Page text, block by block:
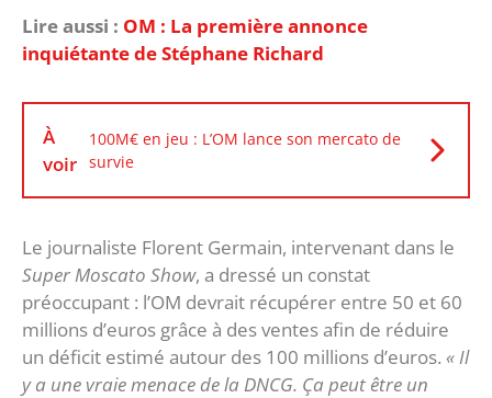
Lire aussi : OM : La première annonce
inquiétante de Stéphane Richard
À
voir
100M€ en jeu : L’OM lance son mercato de
survie
‎Le journaliste Florent Germain, intervenant dans le
Super Moscato Show, a dressé un constat
préoccupant : l’OM devrait récupérer entre 50 et 60
millions d’euros grâce à des ventes afin de réduire
un déficit estimé autour des 100 millions d’euros. « Il
y a une vraie menace de la DNCG. Ça peut être un